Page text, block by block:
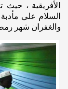
الأفريقية ،
السلام على
والغفران شهر